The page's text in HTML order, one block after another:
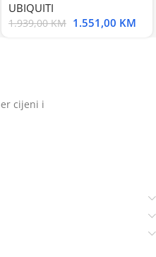
UBIQUITI
1.939,00KM 1.551,00 KM
cijeni i